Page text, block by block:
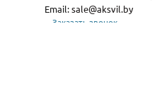
Email:sale@aksvil.by
Заказать звонок